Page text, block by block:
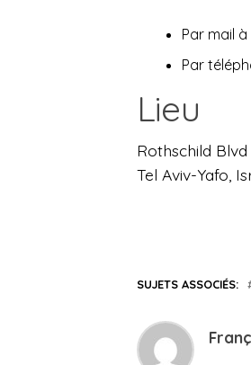
Par mail à
Par
Lieu
Rothschild Blvd
Tel Aviv-Yafo,
SUJETS ASSOCIÉS: